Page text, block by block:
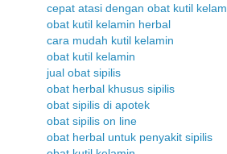
cepat atasi dengan obat kutil
obat kutil kelamin herbal
cara mudah kutil kelamin
obat kutil kelamin
jual obat sipilis
obat herbal khusus sipilis
obat sipilis di apotek
obat sipilis on line
obat herbal untuk penyakit sipilis